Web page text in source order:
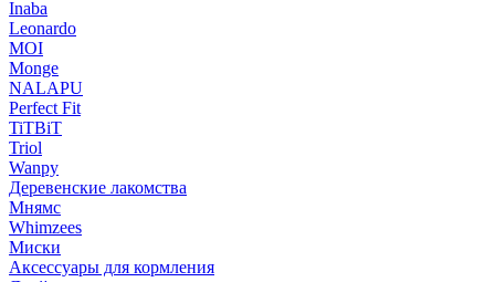
Inaba
Leonardo
MOI
Monge
NALAPU
Perfect Fit
TiTBiT
Triol
Wanpy
Деревенские лакомства
Мнямс
Whimzees
Миски
Аксессуары для кормления